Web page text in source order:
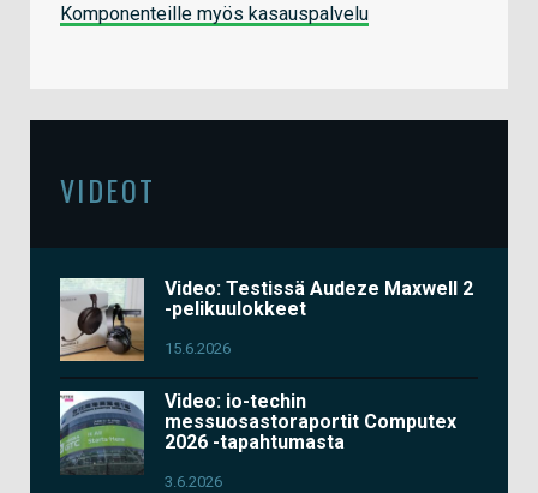
Komponenteille myös kasauspalvelu
VIDEOT
Video: Testissä Audeze Maxwell 2
-pelikuulokkeet
15.6.2026
Video: io-techin
messuosastoraportit Computex
2026 -tapahtumasta
3.6.2026